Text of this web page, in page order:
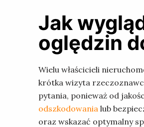
Jak
oględzin
Wielu właścicieli
krótka wizyta
pytania, ponieważ od
odszkodowania lub
oraz wskazać optymalny